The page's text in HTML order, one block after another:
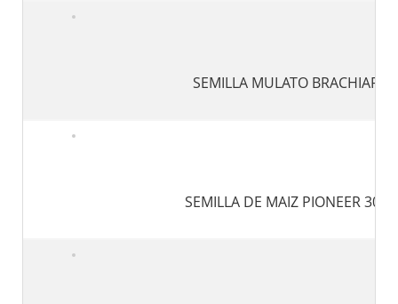
SEMILLA MULATO
SEMILLA DE MAIZ PIONEER 30F-